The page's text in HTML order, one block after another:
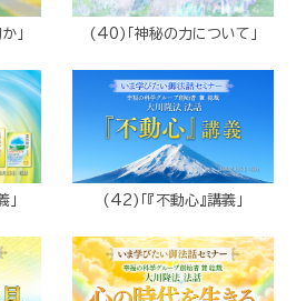
」 (40)「神秘の力について」
」 (42)「『不動心』講義」